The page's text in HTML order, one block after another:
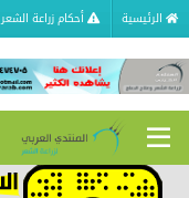
الرئيسية أحكام زراعة الشعر